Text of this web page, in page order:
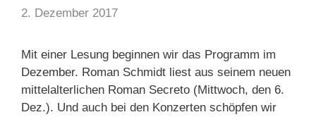
2. Dezember 2017
Mit einer Lesung beginnen wir das Programm im
Dezember. Roman Schmidt liest aus seinem neuen
mittelalterlichen Roman Secreto (Mittwoch, den 6.
Dez.). Und auch bei den Konzerten schöpfen wir